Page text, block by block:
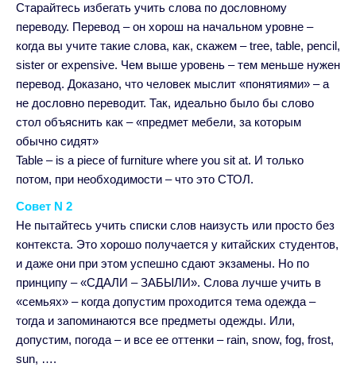
Старайтесь избегать учить слова по дословному
переводу. Перевод – он хорош на начальном уровне –
когда вы учите такие слова, как, скажем – tree, table, pencil,
sister or expensive. Чем выше уровень – тем меньше нужен
перевод. Доказано, что человек мыслит «понятиями» – а
не дословно переводит. Так, идеально было бы слово
стол объяснить как – «предмет мебели, за которым
обычно сидят»
Table – is a piece of furniture where you sit at. И только
потом, при необходимости – что это СТОЛ.
Совет N 2
Не пытайтесь учить списки слов наизусть или просто без
контекста. Это хорошо получается у китайских студентов,
и даже они при этом успешно сдают экзамены. Но по
принципу – «СДАЛИ – ЗАБЫЛИ». Слова лучше учить в
«семьях» – когда допустим проходится тема одежда –
тогда и запоминаются все предметы одежды. Или,
допустим, погода – и все ее оттенки – rain, snow, fog, frost,
sun, ….